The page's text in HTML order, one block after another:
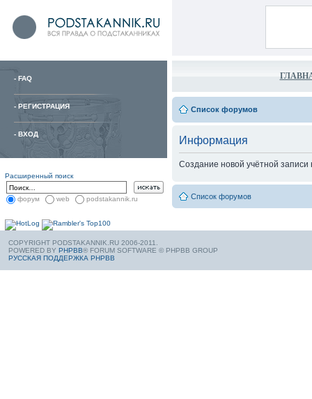
- FAQ
- РЕГИСТРАЦИЯ
- ВХОД
Расширенный поиск
форум web podstakannik.ru
Список форумов
Информация
Создание новой учётной
Список форумов
COPYRIGHT PODSTAKANNIK.RU 2006-2011.
POWERED BY PHPBB® FORUM SOFTWARE © PHPBB GROUP
РУССКАЯ ПОДДЕРЖКА PHPBB